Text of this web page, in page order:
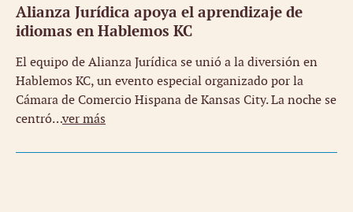
Alianza Jurídica apoya el aprendizaje de
idiomas en Hablemos KC
El equipo de Alianza Jurídica se unió a la diversión en
Hablemos KC, un evento especial organizado por la
Cámara de Comercio Hispana de Kansas City. La noche se
centró…ver más